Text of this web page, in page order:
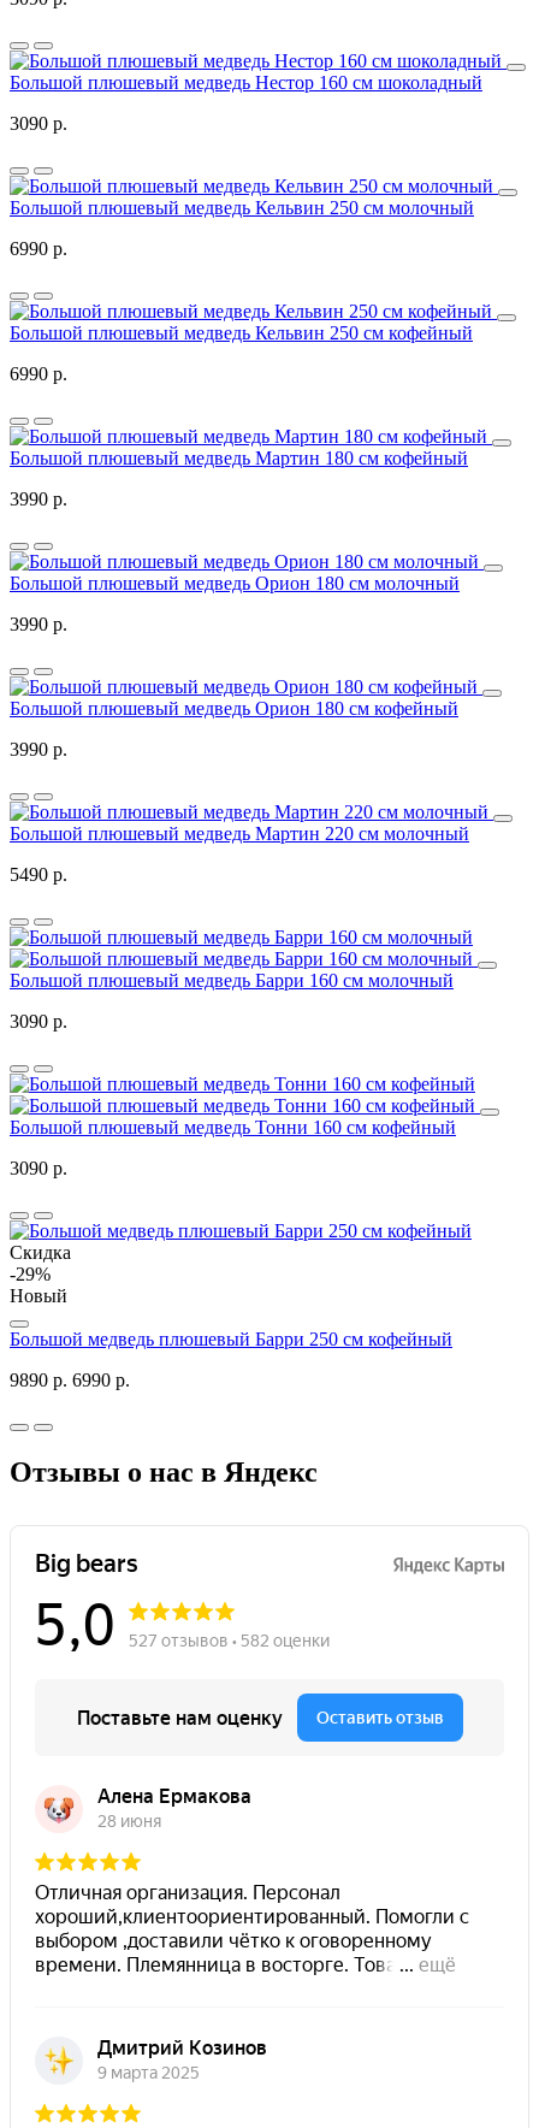
Большой плюшевый медведь Нестор 160 см шоколадный
3090 р.
Большой плюшевый медведь Кельвин 250 см молочный
6990 р.
Большой плюшевый медведь Кельвин 250 см кофейный
6990 р.
Большой плюшевый медведь Мартин 180 см кофейный
3990 р.
Большой плюшевый медведь Орион 180 см молочный
3990 р.
Большой плюшевый медведь Орион 180 см кофейный
3990 р.
Большой плюшевый медведь Мартин 220 см молочный
5490 р.
Большой плюшевый медведь Барри 160 см молочный
3090 р.
Большой плюшевый медведь Тонни 160 см кофейный
3090 р.
Скидка
-29%
Новый
Большой медведь плюшевый Барри 250 см кофейный
9890 р. 6990 р.
Отзывы о нас в Яндекс